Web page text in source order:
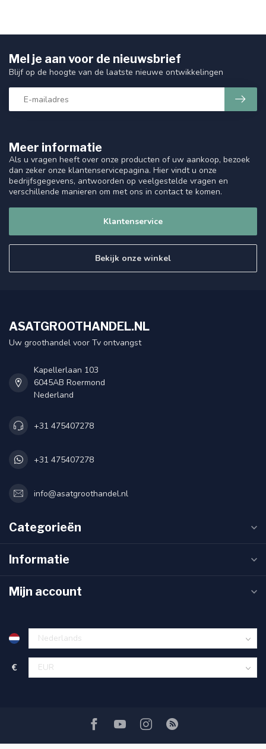
Meer informatie
Als u vragen heeft over onze producten of uw aankoop, bezoek
dan zeker onze klantenservicepagina. Hier vindt u onze
bedrijfsgegevens, antwoorden op veelgestelde vragen en
verschillende manieren om met ons in contact te komen.
Klantenservice
Bekijk onze winkel
Mel je aan voor de nieuwsbrief
Blijf op de hoogte van de laatste nieuwe ontwikkelingen
ASATGROOTHANDEL.NL
Uw groothandel voor Tv ontvangst
Kapellerlaan 103
6045AB Roermond
Nederland
+31 475407278
+31 475407278
info@asatgroothandel.nl
Categorieën
Informatie
Mijn account
€